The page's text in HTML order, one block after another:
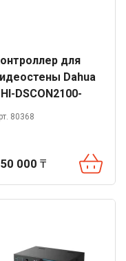
для
Dahua
DSCON2100-
80368
000 ₸